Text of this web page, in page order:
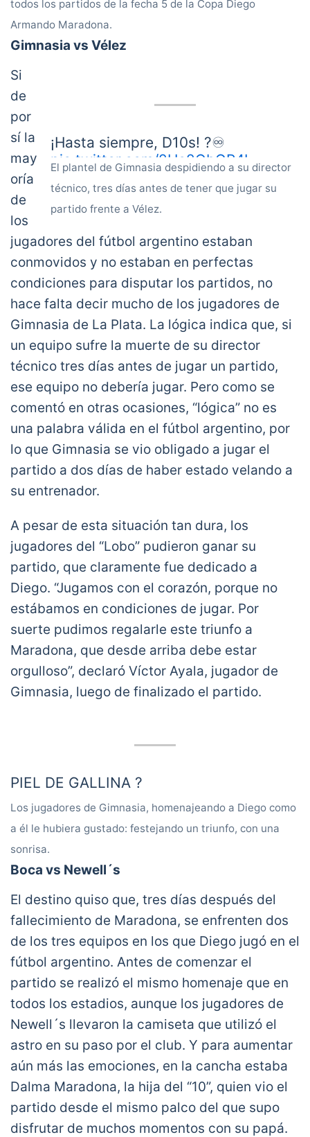
en Rosario ?pic.twitter.com/93kaVJhWE4
— River Plate (@RiverPlate)
2020
todos los partidos de la fecha 5 de la Copa Diego
Armando Maradona.
Gimnasia vs Vélez
¡Hasta siempre, D10s! ?♾
pic.twitter.com/2Uo2QbGP4I
— #Gimnasia133 ?? (@gimnasiaoficial)
November 26, 2020
El plantel de Gimnasia despidiendo a su director
técnico, tres días antes de tener que jugar su
partido frente a Vélez.
Si
de
por
sí la
may
oría
de
los
jugadores del fútbol argentino estaban
conmovidos y no estaban en perfectas
condiciones para disputar los partidos, no
hace falta decir mucho de los jugadores de
Gimnasia de La Plata. La lógica indica que, si
un equipo sufre la muerte de su director
técnico tres días antes de jugar un partido,
ese equipo no debería jugar. Pero como se
comentó en otras ocasiones, “lógica” no es
una palabra válida en el fútbol argentino, por
lo que Gimnasia se vio obligado a jugar el
partido a dos días de haber estado velando a
su entrenador.
A pesar de esta situación tan dura, los
jugadores del “Lobo” pudieron ganar su
partido, que claramente fue dedicado a
Diego. “Jugamos con el corazón, porque no
estábamos en condiciones de jugar. Por
suerte pudimos regalarle este triunfo a
Maradona, que desde arriba debe estar
orgulloso”, declaró Víctor Ayala, jugador de
Gimnasia, luego de finalizado el partido.
PIEL DE GALLINA ?
El festejo de los jugadores de Gimnasia
en el vestuario, con 'La Mano de Dios' de
Rodrigo y un homenaje eterno para Diego
Armando Maradona ????
— TNT Sports LA (en ?) (@TNTSportsLA)
November 29, 2020
Los jugadores de Gimnasia, homenajeando a Diego como
a él le hubiera gustado: festejando un triunfo, con una
sonrisa.
Boca vs Newell´s
El destino quiso que, tres días después del
fallecimiento de Maradona, se enfrenten dos
de los tres equipos en los que Diego jugó en el
fútbol argentino. Antes de comenzar el
partido se realizó el mismo homenaje que en
todos los estadios, aunque los jugadores de
Newell´s llevaron la camiseta que utilizó el
astro en su paso por el club. Y para aumentar
aún más las emociones, en la cancha estaba
Dalma Maradona, la hija del “10”, quien vio el
partido desde el mismo palco del que supo
disfrutar de muchos momentos con su papá.